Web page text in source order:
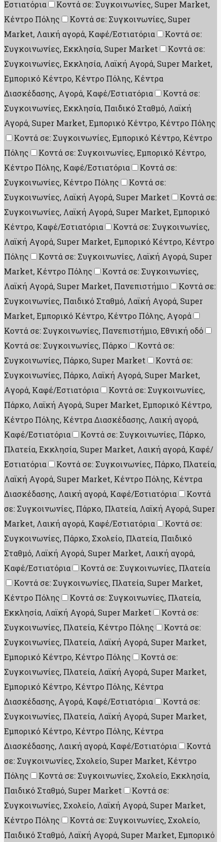
Εστιατόρια
Κοντά σε: Συγκοινωνίες, Super Market,
Κέντρο Πόλης
Κοντά σε: Συγκοινωνίες, Super
Market, Λαική αγορά, Καφέ/Εστιατόρια
Κοντά σε:
Συγκοινωνίες, Εκκλησία, Super Market
Κοντά σε:
Συγκοινωνίες, Εκκλησία, Λαϊκή Αγορά, Super Market,
Εμπορικό Κέντρο, Κέντρο Πόλης, Κέντρα
Διασκέδασης, Aγορά, Καφέ/Εστιατόρια
Κοντά σε:
Συγκοινωνίες, Εκκλησία, Παιδικό Σταθμό, Λαϊκή
Αγορά, Super Market, Εμπορικό Κέντρο, Κέντρο Πόλης
Κοντά σε: Συγκοινωνίες, Εμπορικό Κέντρο, Κέντρο
Πόλης
Κοντά σε: Συγκοινωνίες, Εμπορικό Κέντρο,
Κέντρο Πόλης, Καφέ/Εστιατόρια
Κοντά σε:
Συγκοινωνίες, Κέντρο Πόλης
Κοντά σε:
Συγκοινωνίες, Λαϊκή Αγορά, Super Market
Κοντά σε:
Συγκοινωνίες, Λαϊκή Αγορά, Super Market, Εμπορικό
Κέντρο, Καφέ/Εστιατόρια
Κοντά σε: Συγκοινωνίες,
Λαϊκή Αγορά, Super Market, Εμπορικό Κέντρο, Κέντρο
Πόλης
Κοντά σε: Συγκοινωνίες, Λαϊκή Αγορά, Super
Market, Κέντρο Πόλης
Κοντά σε: Συγκοινωνίες,
Λαϊκή Αγορά, Super Market, Πανεπιστήμιο
Κοντά σε:
Συγκοινωνίες, Παιδικό Σταθμό, Λαϊκή Αγορά, Super
Market, Εμπορικό Κέντρο, Κέντρο Πόλης, Aγορά
Κοντά σε: Συγκοινωνίες, Πανεπιστήμιο, Εθνική οδό
Κοντά σε: Συγκοινωνίες, Πάρκο
Κοντά σε:
Συγκοινωνίες, Πάρκο, Super Market
Κοντά σε:
Συγκοινωνίες, Πάρκο, Λαϊκή Αγορά, Super Market,
Aγορά, Καφέ/Εστιατόρια
Κοντά σε: Συγκοινωνίες,
Πάρκο, Λαϊκή Αγορά, Super Market, Εμπορικό Κέντρο,
Κέντρο Πόλης, Κέντρα Διασκέδασης, Λαική αγορά,
Καφέ/Εστιατόρια
Κοντά σε: Συγκοινωνίες, Πάρκο,
Πλατεία, Εκκλησία, Super Market, Λαική αγορά, Καφέ/
Εστιατόρια
Κοντά σε: Συγκοινωνίες, Πάρκο, Πλατεία,
Λαϊκή Αγορά, Super Market, Κέντρο Πόλης, Κέντρα
Διασκέδασης, Λαική αγορά, Καφέ/Εστιατόρια
Κοντά
σε: Συγκοινωνίες, Πάρκο, Πλατεία, Λαϊκή Αγορά, Super
Market, Λαική αγορά, Καφέ/Εστιατόρια
Κοντά σε:
Συγκοινωνίες, Πάρκο, Σχολείο, Πλατεία, Παιδικό
Σταθμό, Λαϊκή Αγορά, Super Market, Λαική αγορά,
Καφέ/Εστιατόρια
Κοντά σε: Συγκοινωνίες, Πλατεία
Κοντά σε: Συγκοινωνίες, Πλατεία, Super Market,
Κέντρο Πόλης
Κοντά σε: Συγκοινωνίες, Πλατεία,
Εκκλησία, Λαϊκή Αγορά, Super Market
Κοντά σε:
Συγκοινωνίες, Πλατεία, Κέντρο Πόλης
Κοντά σε:
Συγκοινωνίες, Πλατεία, Λαϊκή Αγορά, Super Market,
Εμπορικό Κέντρο, Κέντρο Πόλης
Κοντά σε:
Συγκοινωνίες, Πλατεία, Λαϊκή Αγορά, Super Market,
Εμπορικό Κέντρο, Κέντρο Πόλης, Κέντρα
Διασκέδασης, Aγορά, Καφέ/Εστιατόρια
Κοντά σε:
Συγκοινωνίες, Πλατεία, Λαϊκή Αγορά, Super Market,
Εμπορικό Κέντρο, Κέντρο Πόλης, Κέντρα
Διασκέδασης, Λαική αγορά, Καφέ/Εστιατόρια
Κοντά
σε: Συγκοινωνίες, Σχολείο, Super Market, Κέντρο
Πόλης
Κοντά σε: Συγκοινωνίες, Σχολείο, Εκκλησία,
Παιδικό Σταθμό, Super Market
Κοντά σε:
Συγκοινωνίες, Σχολείο, Λαϊκή Αγορά, Super Market,
Κέντρο Πόλης
Κοντά σε: Συγκοινωνίες, Σχολείο,
Παιδικό Σταθμό, Λαϊκή Αγορά, Super Market, Εμπορικό